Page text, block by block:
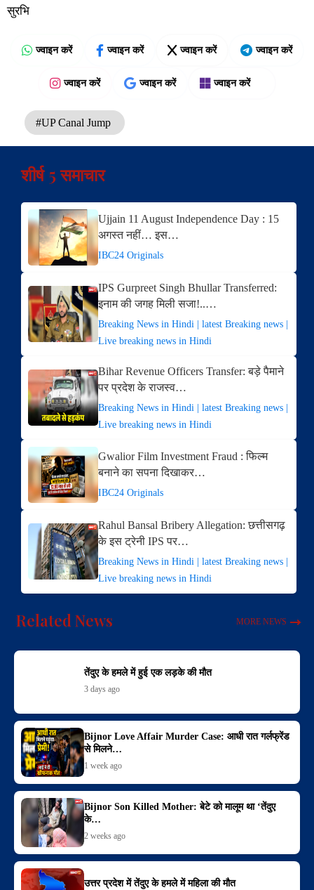
सुरभि
ज्वाइन करें ज्वाइन करें ज्वाइन करें ज्वाइन करें
ज्वाइन करें ज्वाइन करें ज्वाइन करें
#UP Canal Jump
शीर्ष 5 समाचार
Ujjain 11 August Independence Day : 15
अगस्त नहीं… इस…
IBC24 Originals
IPS Gurpreet Singh Bhullar Transferred:
इनाम की जगह मिली सजा!..…
Breaking News in Hindi | latest Breaking news |
Live breaking news in Hindi
Bihar Revenue Officers Transfer: बड़े पैमाने
पर प्रदेश के राजस्व…
Breaking News in Hindi | latest Breaking news |
Live breaking news in Hindi
Gwalior Film Investment Fraud : फिल्म
बनाने का सपना दिखाकर…
IBC24 Originals
Rahul Bansal Bribery Allegation: छत्तीसगढ़
के इस ट्रेनी IPS पर…
Breaking News in Hindi | latest Breaking news |
Live breaking news in Hindi
Related News MORE NEWS
तेंदुए के हमले में हुई एक लड़के की मौत
3 days ago
Bijnor Love Affair Murder Case: आधी रात गर्लफ्रेंड
से मिलने…
1 week ago
Bijnor Son Killed Mother: बेटे को मालूम था ‘तेंदुए
के…
2 weeks ago
उत्तर प्रदेश में तेंदुए के हमले में महिला की मौत